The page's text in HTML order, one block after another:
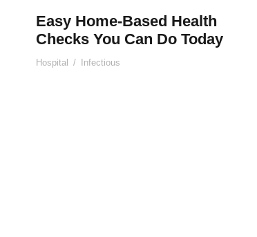
Easy Home-Based Health
Checks You Can Do Today
Hospital / Infectious